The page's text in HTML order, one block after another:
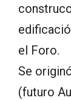
el Foro.
Se
(futuro